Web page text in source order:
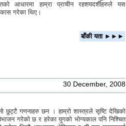
आधारमा हाम्रा प्राचीन रहशयदर्शीहरुले यस
गरेका थिए।
बाँकी यता ►►►
30 December, 2008
छुट्टै गणनाहरु छन । हाम्रो शास्त्रले सृष्टि देखिको
गरेको छ र हरेका युगको भोग्यकाल पनि निश्चित